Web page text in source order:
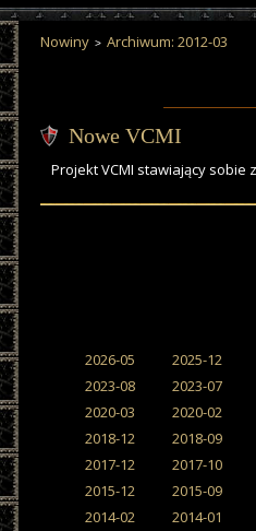
Nowiny Archiwum: 2012-03
Nowe VCMI
Projekt VCMI stawiający
2026-05
2025-12
2023-08
2023-07
2020-03
2020-02
2018-12
2018-09
2017-12
2017-10
2015-12
2015-09
2014-02
2014-01